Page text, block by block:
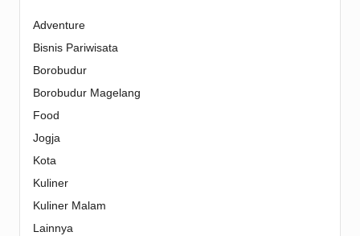
Adventure
Bisnis Pariwisata
Borobudur
Borobudur Magelang
Food
Jogja
Kota
Kuliner
Kuliner Malam
Lainnya